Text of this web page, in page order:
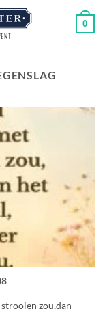
0
zou,dan